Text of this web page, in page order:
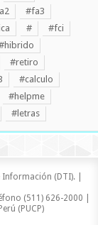
#fa3
#
#fci
#retiro
#calculo
#helpme
#letras
(DTI). |
(511) 626-2000 |
(PUCP)